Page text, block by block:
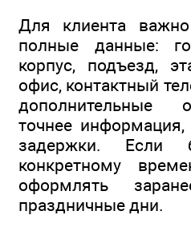
Для клиента важно
полные данные:
корпус, подъезд,
офис, контактный
дополнительные
точнее
задержки. Если
конкретному
оформлять
праздничные дни.